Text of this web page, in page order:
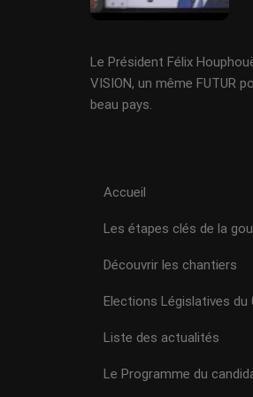
Le Président Félix
VISION, un même FUTUR
beau pays.
Accueil
Les étapes clés de la
Découvrir les chantiers
Elections Législatives du
Liste des actualités
Le Programme du